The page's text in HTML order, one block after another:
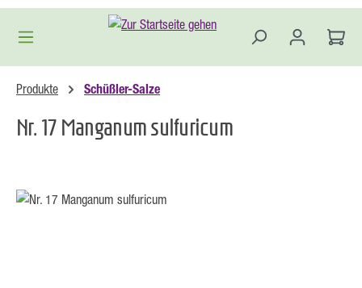
Zum Hauptinhalt springen
Produkte Schüßler-Salze
Nr. 17 Manganum sulfuricum
Bildergalerie überspringen